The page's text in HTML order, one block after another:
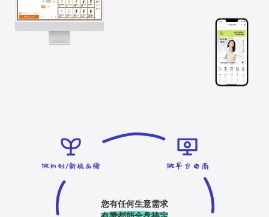
您有任何生意需求